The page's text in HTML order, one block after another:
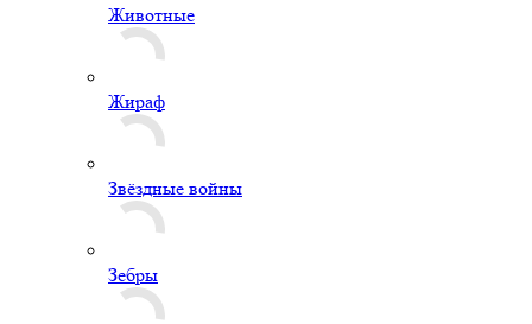
Животные
Жираф
Звёздные войны
Зебры